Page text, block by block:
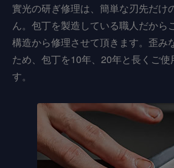
實光の研ぎ修理は、簡単な刃先だけ
ん。包丁を製造している職人だから
構造から修理させて頂きます。歪み
ため、包丁を10年、20年と長くご使
す。